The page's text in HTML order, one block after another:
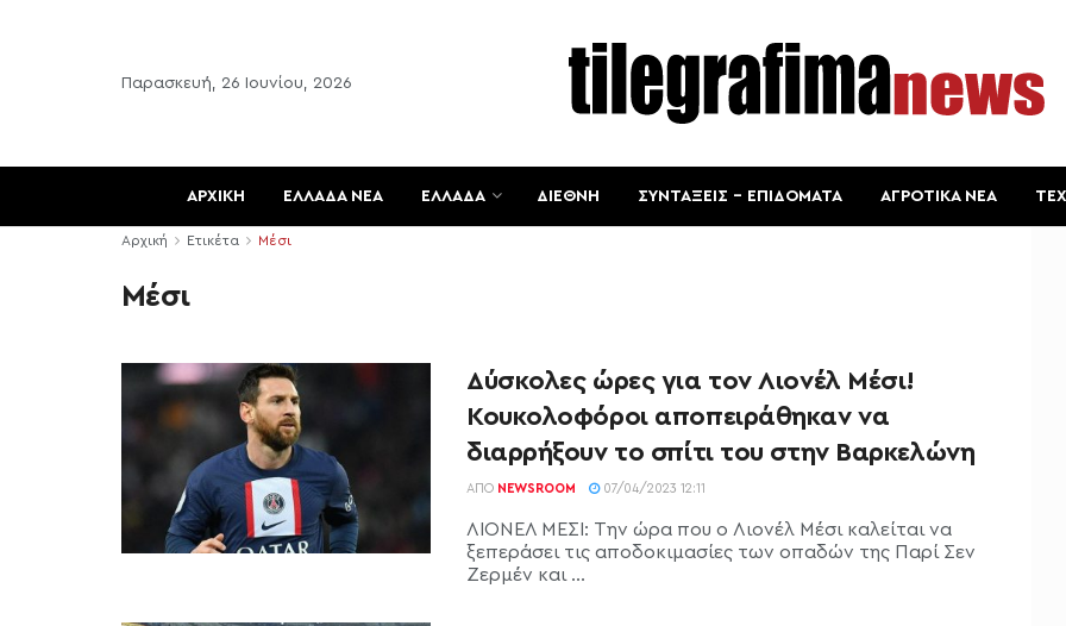
Παρασκευή, 26 Ιουνίου, 2026
ΑΡΧΙΚΗ ΕΛΛΑΔΑ ΝΕΑ ΕΛΛΑΔΑ ΔΙΕΘΝΗ ΣΥΝΤΑΞΕΙΣ – ΕΠΙΔΟΜΑΤΑ ΑΓΡΟΤΙΚΑ ΝΕΑ
Αρχική Ετικέτα Μέσι
Μέσι
Δύσκολες ώρες για τον Λιονέλ Μέσι!
Κουκολοφόροι αποπειράθηκαν να
διαρρήξουν το σπίτι του στην Βαρκελώνη
ΑΠΌ NEWSROOM 07/04/2023 12:11
ΛΙΟΝΕΛ ΜΕΣΙ: Την ώρα που ο Λιονέλ Μέσι καλείται να
ξεπεράσει τις αποδοκιμασίες των οπαδών της Παρί Σεν
Ζερμέν και ...